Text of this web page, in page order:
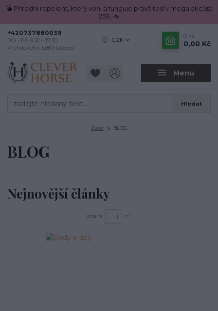
💣 Přírodní repelent, který voní a funguje právě teď v mega akci za
259,-🦟
Menu
CZK
Hledat
+420737880039
PO - PÁ 9.30 - 17.30
Vrchlického 338/3 Liberec
0 ks
0,00 Kč
Úvod BLOG
BLOG
Nejnovější články
strana z 1